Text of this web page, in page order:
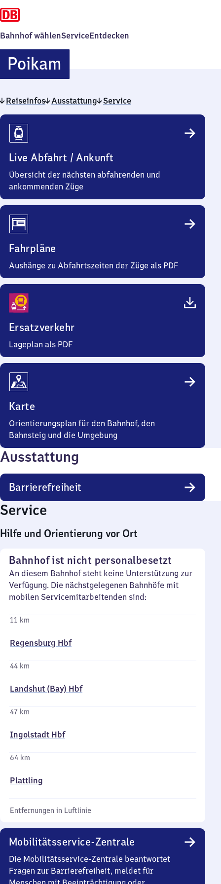
Bahnhof wählenServiceEntdecken
PoikamPoikam
Reiseinfos Ausstattung Service
Reiseinfos
Live Abfahrt / Ankunft
Übersicht der nächsten abfahrenden und
ankommenden Züge
Fahrpläne
Aushänge zu Abfahrtszeiten der Züge als PDF
Ersatzverkehr
Lageplan als PDF
Karte
Orientierungsplan für den Bahnhof, den
Bahnsteig und die Umgebung
Ausstattung
Barrierefreiheit
Service
Hilfe und Orientierung vor Ort
Bahnhof ist nicht personalbesetzt
An diesem Bahnhof steht keine Unterstützung zur
Verfügung. Die nächstgelegenen Bahnhöfe mit
mobilen Servicemitarbeitenden sind:
11 km
Regensburg Hbf
44 km
Landshut (Bay) Hbf
47 km
Ingolstadt Hbf
64 km
Plattling
Entfernungen in Luftlinie
Mobilitätsservice-Zentrale
Die Mobilitätsservice-Zentrale beantwortet
Fragen zur Barrierefreiheit, meldet für